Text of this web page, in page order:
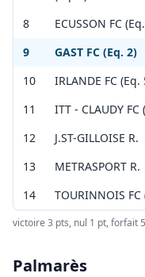
8 ECUSSON FC
9
GAST FC (Eq. 2)
10
IRLANDE FC (Eq.
11
ITT - CLAUDY FC
12
J.ST-GILLOISE R.
13
METRASPORT R.
14
TOURINNOIS FC
victoire 3 pts, nul 1 pt, forfait
Palmarès